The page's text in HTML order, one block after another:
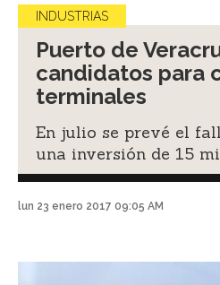
INDUSTRIAS
Puerto de
candidatos para
terminales
En julio se prevé el
una inversión de 15
lun 23 enero 2017 09:05 AM